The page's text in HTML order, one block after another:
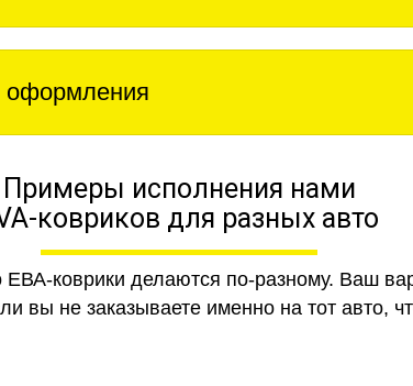
оформления
Примеры исполнения нами
ковриков для разных авто
ЕВА-коврики делаются по-разному. Ваш
вы не заказываете именно на тот авто,